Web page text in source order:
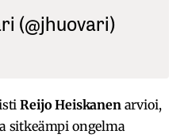
(@jhuovari)
Reijo Heiskanen arvioi,
sitkeämpi ongelma